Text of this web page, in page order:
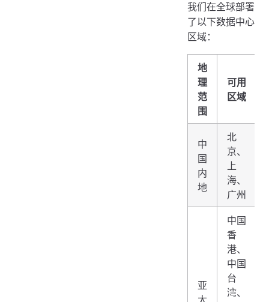
我们在全球部署
了以下数据中心
区域：
地
理
范
围
可用
区域
中
国
内
地
北
京、
上
海、
广州
亚
中国
香
港、
中国
台
湾、